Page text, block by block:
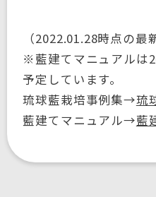
（2022.01.28時点の最
※藍建てマニュアルは
予定しています。
琉球藍栽培事例集→琉
藍建てマニュアル→藍